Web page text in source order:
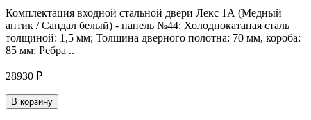
Комплектация входной стальной двери Лекс 1А (Медный
антик / Сандал белый) - панель №44: Холоднокатаная сталь
толщиной: 1,5 мм; Толщина дверного полотна: 70 мм, короба:
85 мм; Ребра ..
28930 ₽
В корзину